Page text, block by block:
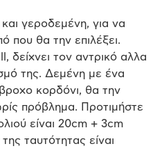
και γεροδεμένη, για να
που θα την επιλέξει.
δείχνει τον αντρικό αλλα
της. Δεμένη με ένα
κορδόνι, θα την
πρόβλημα. Προτιμήστε
είναι 20cm + 3cm
ταυτότητας είναι